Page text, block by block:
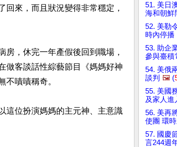
來，而且狀況變得非常穩定，
，休完一年產假後回到職場，
做客談話性綜藝節目《媽媽好神
不嘖嘖稱奇。
這位扮演媽媽的主元神、主意識
51. 美日
海和朝鮮
52. 美勒
時內停播
53. 助企
參與臺積
54. 美俄
談判 🖼️ (
55. 美國
及家人進
56. 美再
使團 環
57. 國慶
言244週